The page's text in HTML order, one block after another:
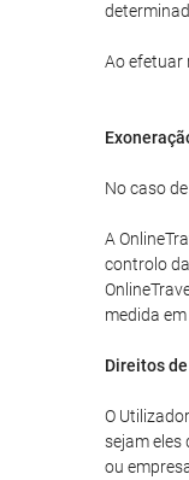
Ao efetuar
No caso
A
controlo
medida
Direitos
O
sejam eles
ou